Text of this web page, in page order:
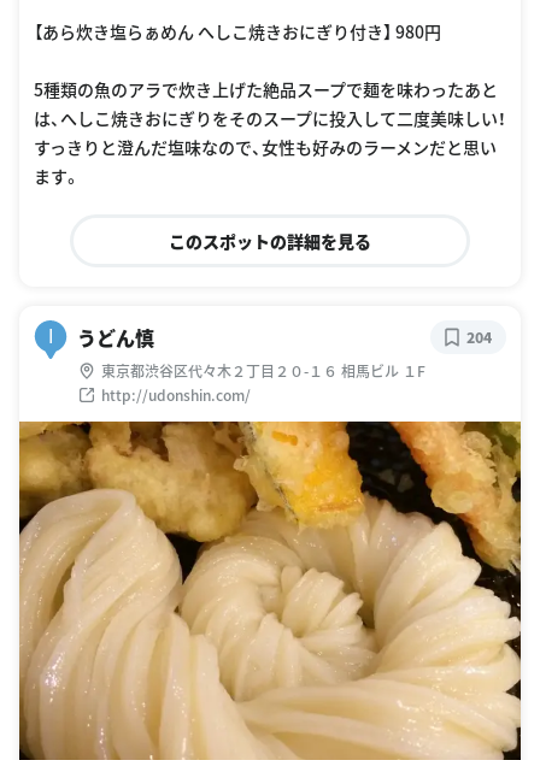
【あら炊き塩らぁめん へしこ焼きおにぎり付き】 980円
5種類の魚のアラで炊き上げた絶品スープで麺を味わったあと
は、へしこ焼きおにぎりをそのスープに投入して二度美味しい！
すっきりと澄んだ塩味なので、女性も好みのラーメンだと思い
ます。
このスポットの詳細を見る
I うどん慎
東京都渋谷区代々木２丁目２０-１６ 相馬ビル １F
http://udonshin.com/
204